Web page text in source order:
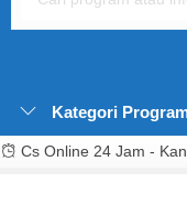
Kategori
Cs Online 24 Jam -